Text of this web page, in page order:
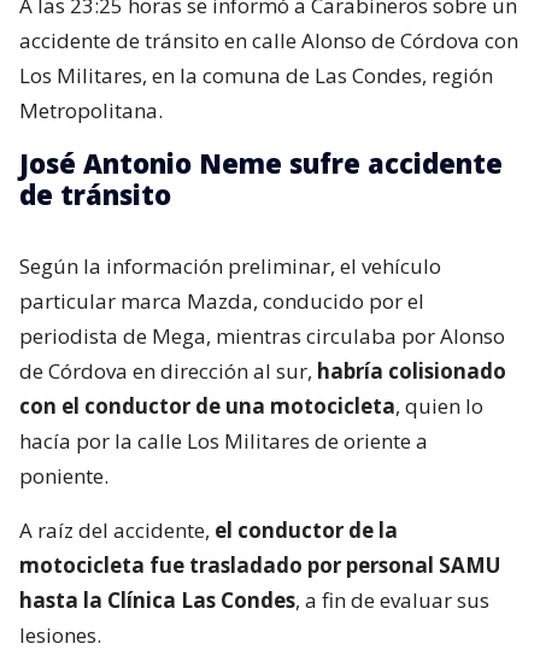
accidente de tránsito en calle Alonso de Córdova con
Los Militares, en la comuna de Las Condes, región
Metropolitana.
José Antonio Neme sufre accidente
de tránsito
Según la información preliminar, el vehículo
particular marca Mazda, conducido por el
periodista de Mega, mientras circulaba por Alonso
de Córdova en dirección al sur, habría colisionado
con el conductor de una motocicleta, quien lo
hacía por la calle Los Militares de oriente a
poniente.
A raíz del accidente, el conductor de la
motocicleta fue trasladado por personal SAMU
hasta la Clínica Las Condes, a fin de evaluar sus
lesiones.